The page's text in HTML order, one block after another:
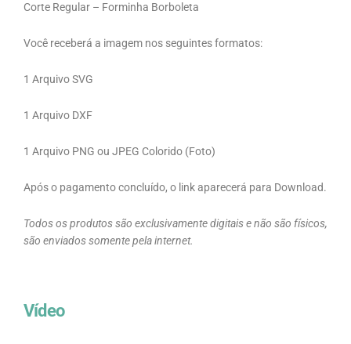
Corte Regular – Forminha Borboleta
Você receberá a imagem nos seguintes formatos:
1 Arquivo SVG
1 Arquivo DXF
1 Arquivo PNG ou JPEG Colorido (Foto)
Após o pagamento concluído, o link aparecerá para Download.
Todos os produtos são exclusivamente digitais e não são físicos,
são enviados somente pela internet.
Vídeo